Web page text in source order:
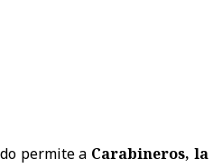
permite a Carabineros, la